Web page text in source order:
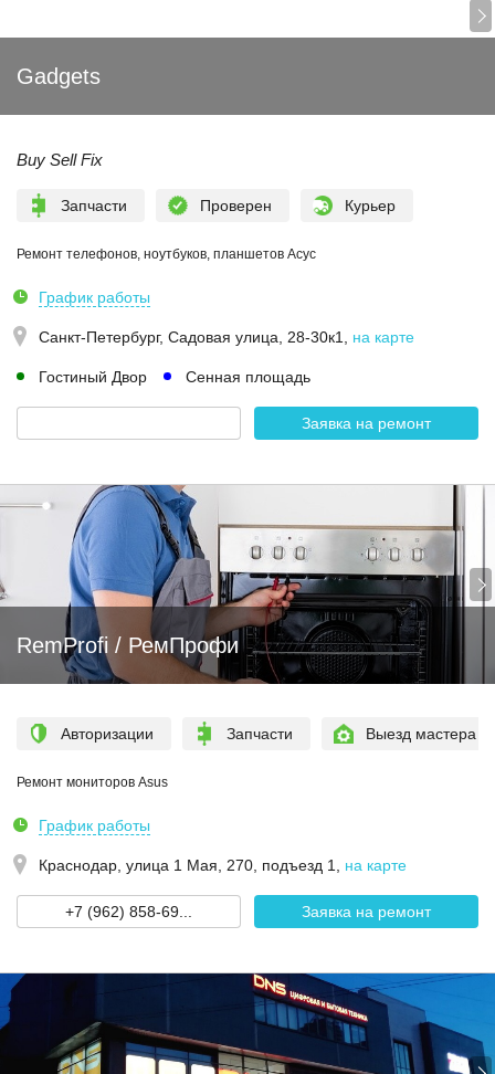
Gadgets
Buy Sell Fix
Запчасти Проверен Курьер
Ремонт телефонов, ноутбуков, планшетов Асус
График работы
Санкт-Петербург, Садовая улица, 28-30к1 на карте
Гостиный Двор Сенная площадь
Заявка на ремонт
RemProfi / РемПрофи
Авторизации Запчасти Выезд мастера
Ремонт мониторов Asus
График работы
Краснодар, улица 1 Мая, 270, подъезд 1 на карте
+7 (962) 858-69... Заявка на ремонт